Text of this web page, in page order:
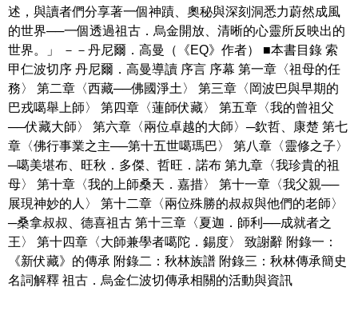
述，與讀者們分享著一個神蹟、奧秘與深刻洞悉力蔚然成風
的世界──一個透過祖古．烏金開放、清晰的心靈所反映出的
世界。」 －－丹尼爾．高曼（《EQ》作者） ■本書目錄 索
甲仁波切序 丹尼爾．高曼導讀 序言 序幕 第一章〈祖母的任
務〉 第二章〈西藏──佛國淨土〉 第三章〈岡波巴與早期的
巴戎噶舉上師〉 第四章〈蓮師伏藏〉 第五章〈我的曾祖父
──伏藏大師〉 第六章〈兩位卓越的大師〉─欽哲、康楚 第七
章〈佛行事業之主──第十五世噶瑪巴〉 第八章〈靈修之子〉
─噶美堪布、旺秋．多傑、哲旺．諾布 第九章〈我珍貴的祖
母〉 第十章〈我的上師桑天．嘉措〉 第十一章〈我父親──
展現神妙的人〉 第十二章〈兩位殊勝的叔叔與他們的老師〉
─桑拿叔叔、德喜祖古 第十三章〈夏迦．師利──成就者之
王〉 第十四章〈大師兼學者噶陀．錫度〉 致謝辭 附錄一：
《新伏藏》的傳承 附錄二：秋林族譜 附錄三：秋林傳承簡史
名詞解釋 祖古．烏金仁波切傳承相關的活動與資訊